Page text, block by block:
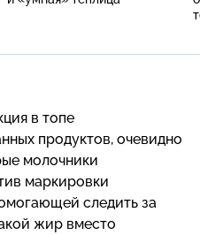
в топе
продуктов, очевидно
молочники
маркировки
следить за
жир вместо